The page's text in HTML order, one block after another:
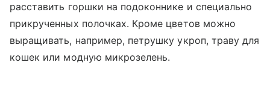
расставить горшки на подоконнике и специально
прикрученных полочках. Кроме цветов можно
выращивать, например, петрушку укроп, траву для
кошек или модную микрозелень.